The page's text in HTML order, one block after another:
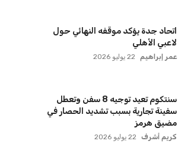
اتحاد جدة يؤكد موقفه النهائي حول
لاعبي الأهلي
عمر إبراهيم 22 يوليو 2026
سنتكوم تعيد توجيه 8 سفن وتعطل
سفينة تجارية بسبب تشديد الحصار في
مضيق هرمز
كريم أشرف 22 يوليو 2026